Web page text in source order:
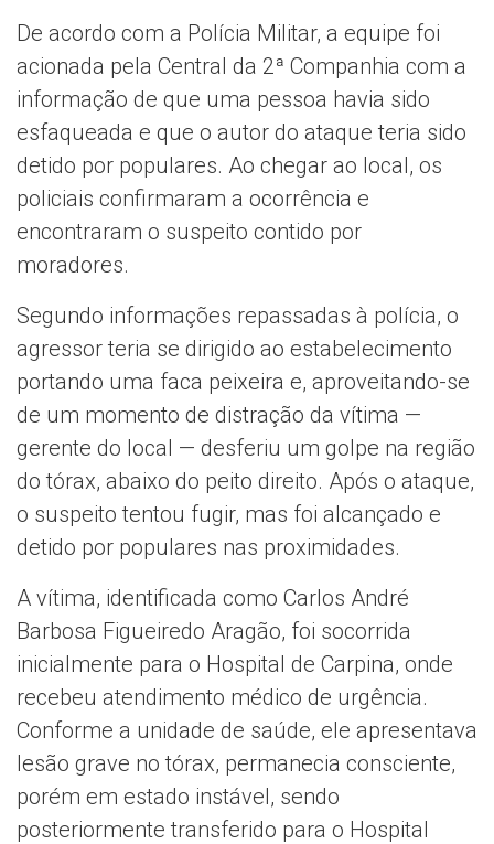
De acordo com a Polícia Militar, a equipe foi
acionada pela Central da 2ª Companhia com a
informação de que uma pessoa havia sido
esfaqueada e que o autor do ataque teria sido
detido por populares. Ao chegar ao local, os
policiais confirmaram a ocorrência e
encontraram o suspeito contido por
moradores.
Segundo informações repassadas à polícia, o
agressor teria se dirigido ao estabelecimento
portando uma faca peixeira e, aproveitando-se
de um momento de distração da vítima —
gerente do local — desferiu um golpe na região
do tórax, abaixo do peito direito. Após o ataque,
o suspeito tentou fugir, mas foi alcançado e
detido por populares nas proximidades.
A vítima, identificada como Carlos André
Barbosa Figueiredo Aragão, foi socorrida
inicialmente para o Hospital de Carpina, onde
recebeu atendimento médico de urgência.
Conforme a unidade de saúde, ele apresentava
lesão grave no tórax, permanecia consciente,
porém em estado instável, sendo
posteriormente transferido para o Hospital